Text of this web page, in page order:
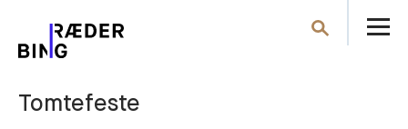
Søk
Tomtefeste